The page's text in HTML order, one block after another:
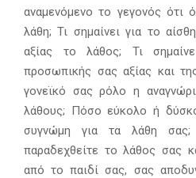
αναμενόμενο το γεγονός ότι
λάθη; Τι σημαίνει για το
αξίας το λάθος; Τι
προσωπικής σας αξίας και
γονεϊκό σας ρόλο η
λάθους; Πόσο εύκολο ή
συγνώμη για τα λάθη
παραδεχθείτε το λάθος σας
από το παιδί σας, σας